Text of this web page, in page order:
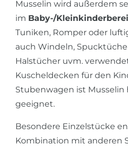
Musselin wird außerdem
im Baby-/
Tuniken, Romper oder
auch Windeln,
Halstücher uvm.
Kuscheldecken für den
Stubenwagen ist Musselin
geeignet.
Besondere Einzelstücke
Kombination mit anderen